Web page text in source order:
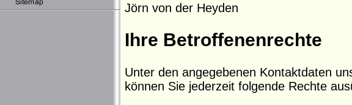
Jörn von der Heyden
Ihre Betroffenenrechte
Unter den angegebenen Kontaktdaten
können Sie jederzeit folgende Rechte